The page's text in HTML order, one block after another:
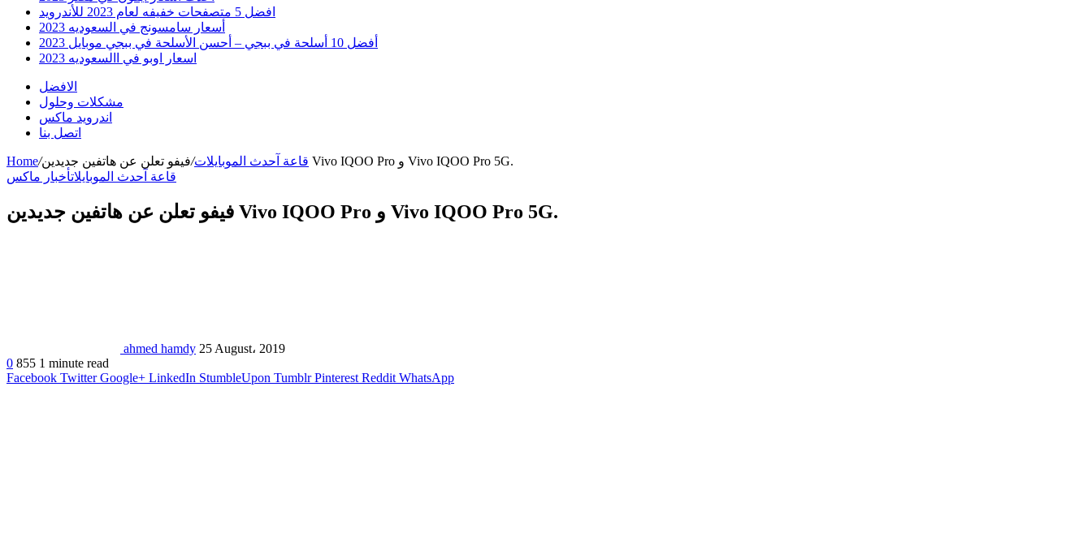
افضل 5 متصفحات خفيفه لعام 2023 للأندرويد
أسعار سامسونج في السعوديه 2023
أفضل 10 أسلحة في ببجي – أحسن الأسلحة في ببجي موبايل 2023
اسعار اوبو في االسعوديه 2023
الافضل
مشكلات وحلول
اندرويد ماكس
اتصل بنا
Home/ قاعة آحدث الموبايلات/
فيفو تعلن عن هاتفين جديدين Vivo IQOO Pro و Vivo IQOO Pro 5G.
قاعة آحدث الموبايلاتأخبار ماكس
فيفو تعلن عن هاتفين جديدين Vivo IQOO Pro و Vivo IQOO Pro 5G.
ahmed hamdy 25 August، 2019
0 855 1 minute read
Facebook Twitter Google+ LinkedIn StumbleUpon Tumblr Pinterest Reddit WhatsApp